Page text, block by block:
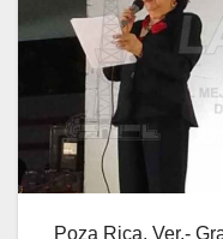
Poza Rica, Ver.-